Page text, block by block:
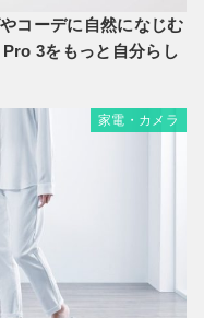
コーデに自然になじむ
3をもっと自分らし
家電・カメラ